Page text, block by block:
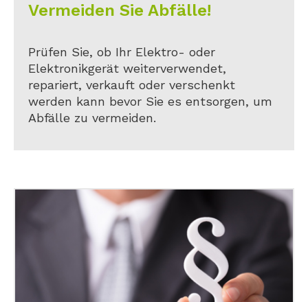
Vermeiden Sie Abfälle!
Prüfen Sie, ob Ihr Elektro- oder
Elektronikgerät weiterverwendet,
repariert, verkauft oder verschenkt
werden kann bevor Sie es entsorgen, um
Abfälle zu vermeiden.